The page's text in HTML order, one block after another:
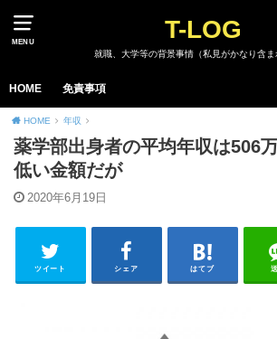
MENU T-LOG
就職、大学等の背景事情（私見がかなり含ま
HOME 免責事項
HOME 年収
薬学部出身者の平均年収は506
低い金額だが
2020年6月19日
ツイート シェア はてブ